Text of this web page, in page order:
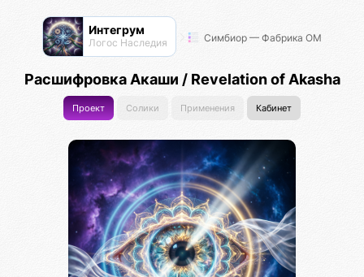
Интегрум
Логос Наследия Симбиор — Фабрика ОМ
Расшифровка Акаши / Revelation of Akasha
Проект Солики Применения Кабинет